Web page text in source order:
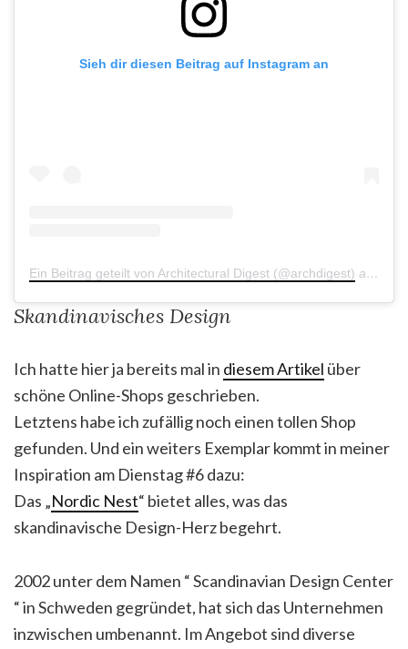
Sieh dir diesen Beitrag auf Instagram an
Ein Beitrag geteilt von Architectural Digest (@archdigest) am
Skandinavisches Design
Ich hatte hier ja bereits mal in diesem Artikel über
schöne Online-Shops geschrieben.
Letztens habe ich zufällig noch einen tollen Shop
gefunden. Und ein weiters Exemplar kommt in meiner
Inspiration am Dienstag #6 dazu:
Das „Nordic Nest“ bietet alles, was das
skandinavische Design-Herz begehrt.
2002 unter dem Namen “ Scandinavian Design Center
“ in Schweden gegründet, hat sich das Unternehmen
inzwischen umbenannt. Im Angebot sind diverse